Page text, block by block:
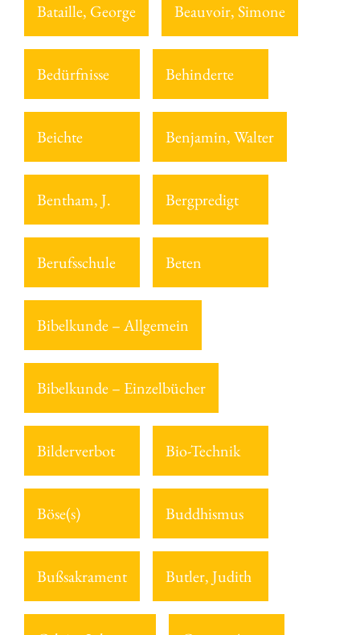
Bataille, George Beauvoir, Simone
Bedürfnisse Behinderte
Beichte Benjamin, Walter
Bentham, J. Bergpredigt
Berufsschule Beten
Bibelkunde – Allgemein
Bibelkunde – Einzelbücher
Bilderverbot Bio-Technik
Böse(s) Buddhismus
Bußsakrament Butler, Judith